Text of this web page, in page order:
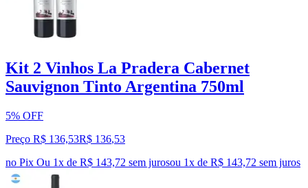
Kit 2 Vinhos La Pradera Cabernet
Sauvignon Tinto Argentina 750ml
5% OFF
Preço R$ 136,53R$ 136,53
no Pix Ou 1x de R$ 143,72 sem jurosou 1x de R$ 143,72 sem juros